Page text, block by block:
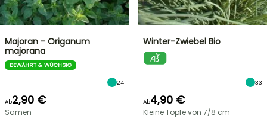
Majoran - Origanum
majorana
BEWÄHRT & WÜCHSIG
24
Ab2,90 €
Samen
Winter-Zwiebel Bio
33
Ab4,90 €
Kleine Töpfe von 7/8 cm